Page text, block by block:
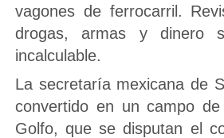
vagones de ferrocarril.
drogas, armas y dinero
incalculable.
La secretaría mexicana de
convertido en un campo
Golfo, que se disputan el